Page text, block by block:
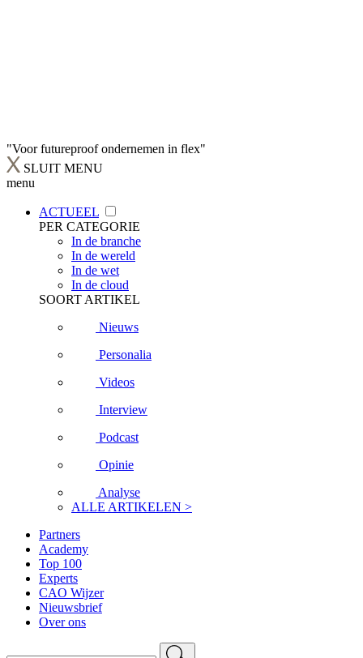
"Voor futureproof ondernemen in flex"
SLUIT MENU
menu
ACTUEEL
PER CATEGORIE
In de branche
In de wereld
In de wet
In de cloud
SOORT ARTIKEL
Nieuws
Personalia
Videos
Interview
Podcast
Opinie
Analyse
ALLE ARTIKELEN >
Partners
Academy
Top 100
Experts
CAO Wijzer
Nieuwsbrief
Over ons